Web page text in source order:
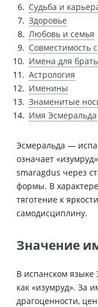
Судьба и
Здоровье
Любовь и семья
Совместимость
Имена для
Астрология
Именины
Знаменитые
Имя Эсмеральда
Эсмеральда —
означает
smaragdus через
формы. В
тяготение к
самодисциплину.
Значение
В испанском языке
как «изумруд». За
драгоценности,